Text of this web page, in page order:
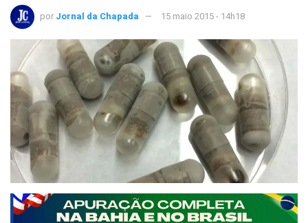
por Jornal da Chapada 15 maio 2015 - 14h18